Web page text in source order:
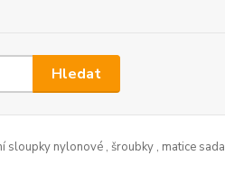
Hledat
sloupky nylonové , šroubky , matice sada